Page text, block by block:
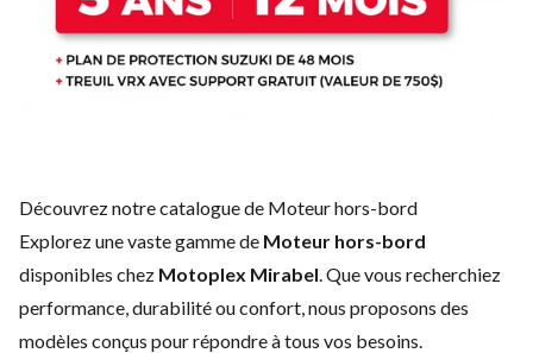
Découvrez notre catalogue de Moteur hors-bord
Explorez une vaste gamme de Moteur hors-bord
disponibles chez Motoplex Mirabel. Que vous recherchiez
performance, durabilité ou confort, nous proposons des
modèles conçus pour répondre à tous vos besoins.